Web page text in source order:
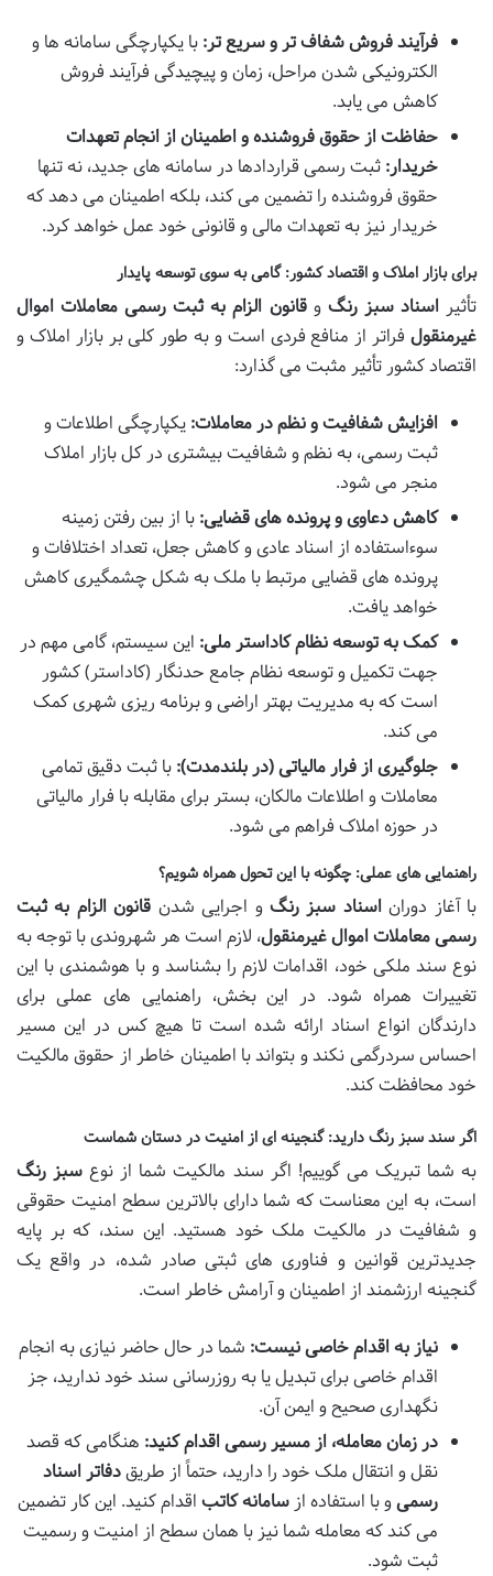
فرآیند فروش شفاف تر و سریع تر: با یکپارچگی سامانه ها و
الکترونیکی شدن مراحل، زمان و پیچیدگی فرآیند فروش
کاهش می یابد.
حفاظت از حقوق فروشنده و اطمینان از انجام تعهدات
خریدار: ثبت رسمی قراردادها در سامانه های جدید، نه تنها
حقوق فروشنده را تضمین می کند، بلکه اطمینان می دهد که
خریدار نیز به تعهدات مالی و قانونی خود عمل خواهد کرد.
برای بازار املاک و اقتصاد کشور: گامی به سوی توسعه پایدار
تأثیر اسناد سبز رنگ وقانون الزام به ثبت رسمی معاملات اموال
غیرمنقول فراتر از منافع فردی است و به طور کلی بر بازار املاک و
اقتصاد کشور تأثیر مثبت می گذارد:
افزایش شفافیت و نظم در معاملات: یکپارچگی اطلاعات و
ثبت رسمی، به نظم و شفافیت بیشتری در کل بازار املاک
منجر می شود.
کاهش دعاوی و پرونده های قضایی: با از بین رفتن زمینه
سوءاستفاده از اسناد عادی و کاهش جعل، تعداد اختلافات و
پرونده های قضایی مرتبط با ملک به شکل چشمگیری کاهش
خواهد یافت.
کمک به توسعه نظام کاداستر ملی: این سیستم، گامی مهم در
جهت تکمیل و توسعه نظام جامع حدنگار (کاداستر) کشور
است که به مدیریت بهتر اراضی و برنامه ریزی شهری کمک
می کند.
جلوگیری از فرار مالیاتی (در بلندمدت): با ثبت دقیق تمامی
معاملات و اطلاعات مالکان، بستر برای مقابله با فرار مالیاتی
در حوزه املاک فراهم می شود.
راهنمایی های عملی: چگونه با این تحول همراه شویم؟
با آغاز دوران اسناد سبز رنگ و اجرایی شدن قانون الزام به ثبت
رسمی معاملات اموال غیرمنقول، لازم است هر شهروندی با توجه به
نوع سند ملکی خود، اقدامات لازم را بشناسد و با هوشمندی با این
تغییرات همراه شود. در این بخش، راهنمایی های عملی برای
دارندگان انواع اسناد ارائه شده است تا هیچ کس در این مسیر
احساس سردرگمی نکند و بتواند با اطمینان خاطر از حقوق مالکیت
خود محافظت کند.
اگر سند سبز رنگ دارید: گنجینه ای از امنیت در دستان شماست
به شما تبریک می گوییم! اگر سند مالکیت شما از نوع سبز رنگ
است، به این معناست که شما دارای بالاترین سطح امنیت حقوقی
و شفافیت در مالکیت ملک خود هستید. این سند، که بر پایه
جدیدترین قوانین و فناوری های ثبتی صادر شده، در واقع یک
گنجینه ارزشمند از اطمینان و آرامش خاطر است.
نیاز به اقدام خاصی نیست: شما در حال حاضر نیازی به انجام
اقدام خاصی برای تبدیل یا به روزرسانی سند خود ندارید، جز
نگهداری صحیح و ایمن آن.
در زمان معامله، از مسیر رسمی اقدام کنید: هنگامی که قصد
نقل و انتقال ملک خود را دارید، حتماً از طریقدفاتر اسناد
رسمیو با استفاده از سامانه کاتب اقدام کنید. این کار تضمین
می کند که معامله شما نیز با همان سطح از امنیت و رسمیت
ثبت شود.